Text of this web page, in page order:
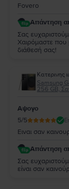
Fovero
Απάντηση
Σας
Χαιρόμαστε που
διάθεσή σας!
Κατερινης
Samsung
256 GB,
Αψογο
5/5
Ειναι σαν
Απάντηση
Σας
είναι σαν